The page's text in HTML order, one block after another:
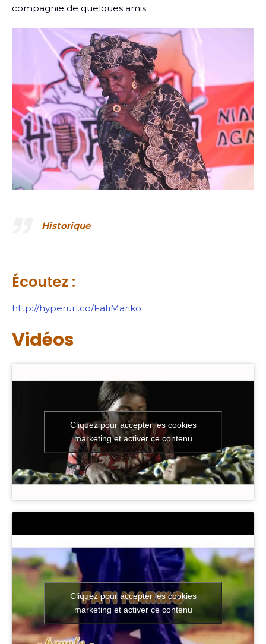
compagnie de quelques amis.
Historique
Écoutez :
http://hyperurl.co/FatiMariko
Vidéos
Cliquez pour accepter les cookies
marketing et activer ce contenu
Cliquez pour accepter les cookies
marketing et activer ce contenu